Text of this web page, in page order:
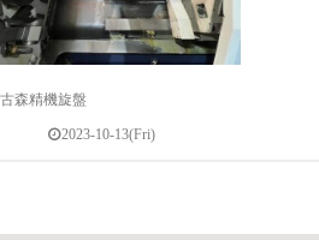
森精機旋盤
2023-10-13(Fri)